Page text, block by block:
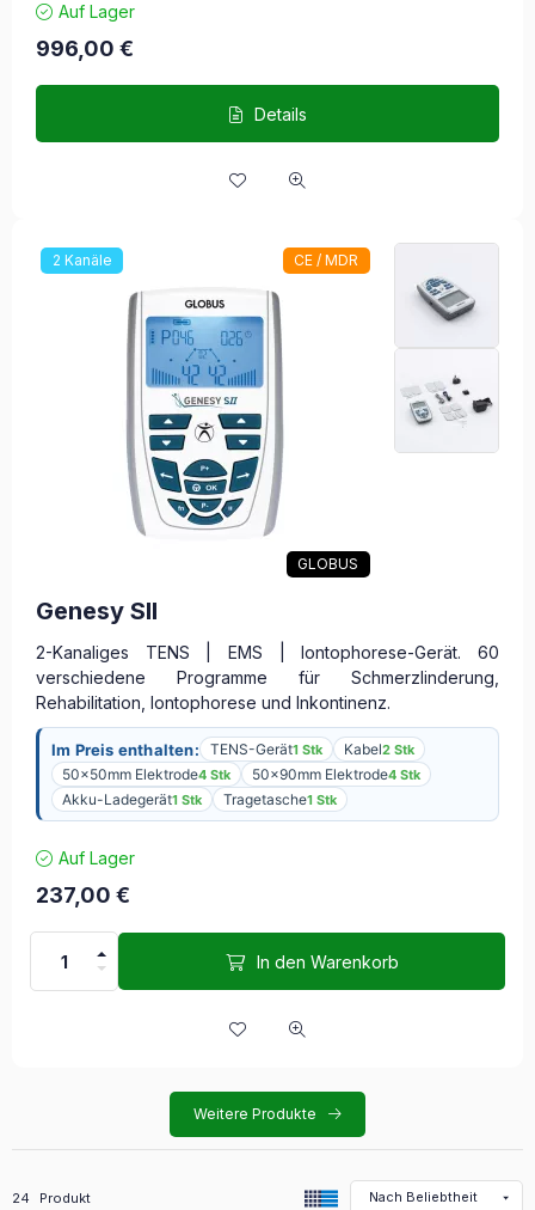
Auf Lager
996,00 €
Details
2 Kanäle CE / MDR
GLOBUS
Genesy SII
2-Kanaliges TENS | EMS | Iontophorese-Gerät. 60
verschiedene Programme für Schmerzlinderung,
Rehabilitation, Iontophorese und Inkontinenz.
Im Preis enthalten: TENS-Gerät1 Stk Kabel2 Stk
50x50mm Elektrode4 Stk 50x90mm Elektrode4 Stk
Akku-Ladegerät1 Stk Tragetasche1 Stk
Auf Lager
237,00 €
In den Warenkorb
Weitere Produkte
Alle Produkte in der Kategorie
24 Produkt